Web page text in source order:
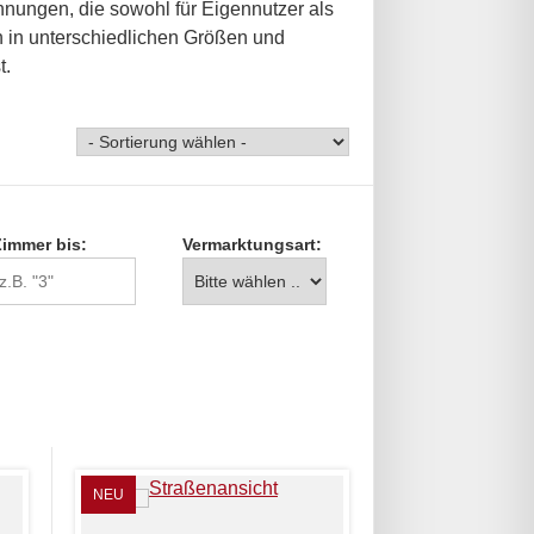
die sowohl für Eigennutzer als
unterschiedlichen Größen und
bis: Vermarktungsart:
NEU